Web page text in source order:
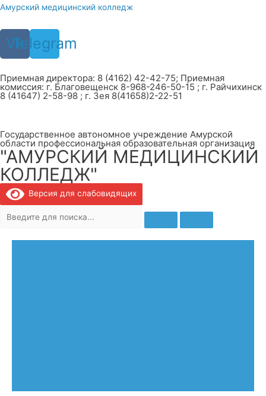
Перейти
содержимому
Амурский медицинский колледж
Vk
Telegram
Приемная директора: 8 (4162) 42-42-75; Приемная
комиссия: г. Благовещенск 8-968-246-50-15 ; г. Райчихинск
8 (41647) 2-58-98 ; г. Зея 8(41658)2-22-51
Государственное автономное учреждение Амурской
области профессиональная образовательная организация
"АМУРСКИЙ МЕДИЦИНСКИЙ
КОЛЛЕДЖ"
Версия для слабовидящих